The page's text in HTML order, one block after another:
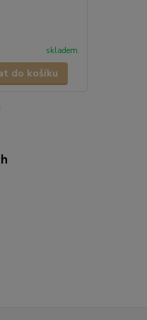
skladem
do košíku